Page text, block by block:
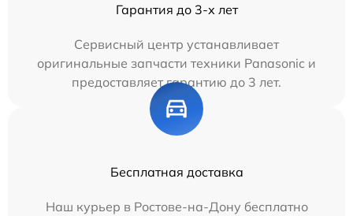
Гарантия до 3-х лет
Сервисный центр устанавливает
оригинальные запчасти техники Panasonic и
предоставляет гарантию до 3 лет.
Бесплатная доставка
Наш курьер в Ростове-на-Дону бесплатно